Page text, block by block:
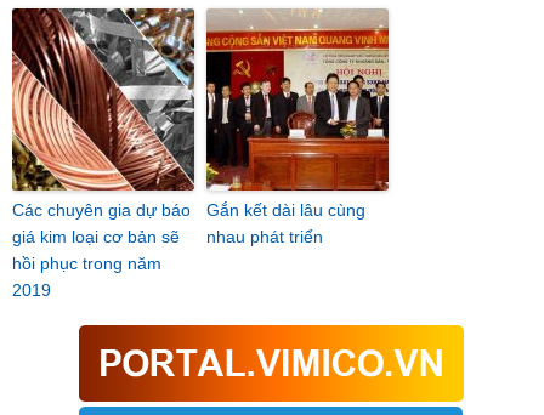
Các chuyên gia dự báo
giá kim loại cơ bản sẽ
hồi phục trong năm
2019
Gắn kết dài lâu cùng
nhau phát triển